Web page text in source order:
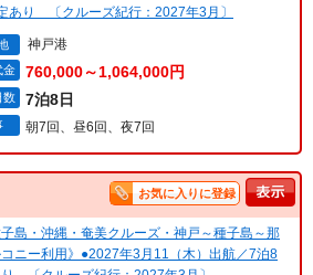
あり 〔クルーズ紀行：2027年3月〕
神戸港
金 760,000～1,064,000円
数 7泊8日
朝7回、昼6回、夜7回
お気に入りに登録
子島・沖縄・奄美クルーズ・神戸～種子島～那
ニー利用》●2027年3月11（木）出航／7泊8